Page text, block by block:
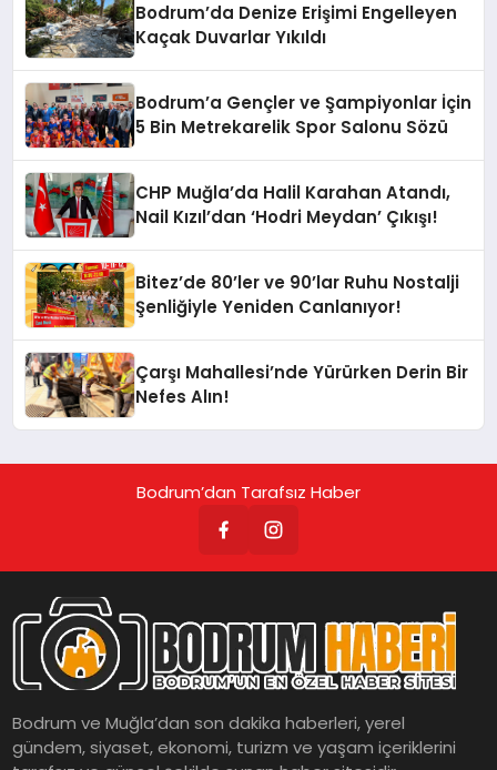
Bodrum’da Denize Erişimi Engelleyen
Kaçak Duvarlar Yıkıldı
Bodrum’a Gençler ve Şampiyonlar İçin
5 Bin Metrekarelik Spor Salonu Sözü
CHP Muğla’da Halil Karahan Atandı,
Nail Kızıl’dan ‘Hodri Meydan’ Çıkışı!
Bitez’de 80’ler ve 90’lar Ruhu Nostalji
Şenliğiyle Yeniden Canlanıyor!
Çarşı Mahallesi’nde Yürürken Derin Bir
Nefes Alın!
Bodrum’dan Tarafsız Haber
Bodrum ve Muğla’dan son dakika haberleri, yerel
gündem, siyaset, ekonomi, turizm ve yaşam içeriklerini